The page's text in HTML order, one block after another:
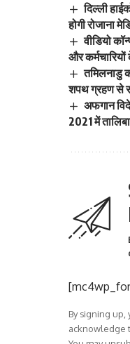
दिल्ली
होगी रोजाना
वीडियो
और
तमिलनाडु
शपथ ग्रहण से
अफगान
2021 में
By signing
acknowledge